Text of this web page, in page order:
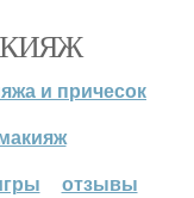
и причесок
отзывы